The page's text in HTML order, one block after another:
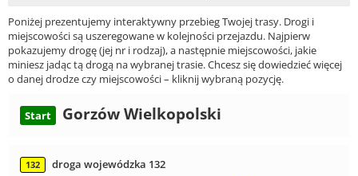
Poniżej prezentujemy interaktywny przebieg Twojej trasy. Drogi i
miejscowości są uszeregowane w kolejności przejazdu. Najpierw
pokazujemy drogę (jej nr i rodzaj), a następnie miejscowości, jakie
miniesz jadąc tą drogą na wybranej trasie. Chcesz się dowiedzieć więcej
o danej drodze czy miejscowości – kliknij wybraną pozycję.
Start Gorzów Wielkopolski
132
droga wojewódzka 132